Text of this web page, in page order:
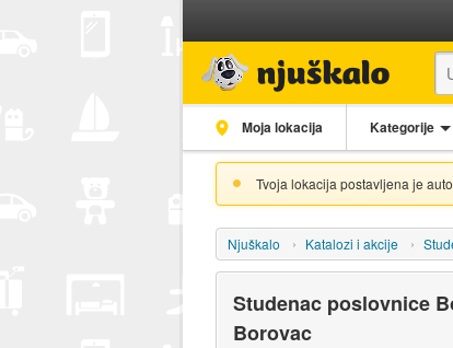
Moja lokacija Kategorije
Tvoja lokacija postavljena je
Njuškalo Katalozi i akcije
Studenac poslovnice
Borovac